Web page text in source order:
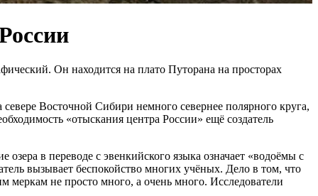
Он находится на плато Путорана на просторах
Восточной Сибири немного севернее полярного круга,
«отыскания центра России» ещё создатель
в переводе с эвенкийского языка означает «водоёмы с
вызывает беспокойство многих учёных. Дело в том, что
меркам не просто много, а очень много. Исследователи